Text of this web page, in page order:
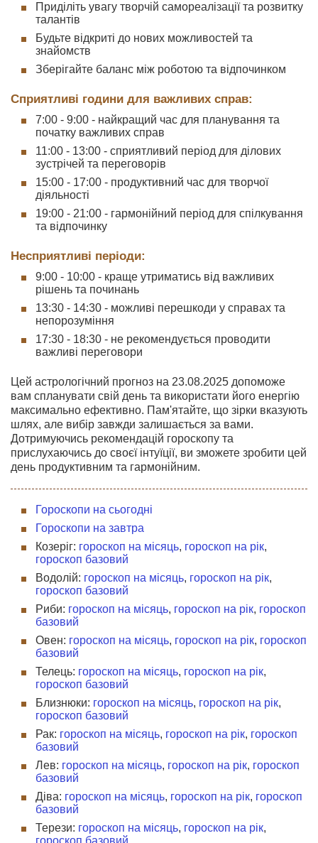
Приділіть увагу творчій самореалізації та розвитку
талантів
Будьте відкриті до нових можливостей та
знайомств
Зберігайте баланс між роботою та відпочинком
Сприятливі години для важливих справ:
7:00 - 9:00 - найкращий час для планування та
початку важливих справ
11:00 - 13:00 - сприятливий період для ділових
зустрічей та переговорів
15:00 - 17:00 - продуктивний час для творчої
діяльності
19:00 - 21:00 - гармонійний період для спілкування
та відпочинку
Несприятливі періоди:
9:00 - 10:00 - краще утриматись від важливих
рішень та починань
13:30 - 14:30 - можливі перешкоди у справах та
непорозуміння
17:30 - 18:30 - не рекомендується проводити
важливі переговори
Цей астрологічний прогноз на 23.08.2025 допоможе
вам спланувати свій день та використати його енергію
максимально ефективно. Пам'ятайте, що зірки вказують
шлях, але вибір завжди залишається за вами.
Дотримуючись рекомендацій гороскопу та
прислухаючись до своєї інтуїції, ви зможете зробити цей
день продуктивним та гармонійним.
Гороскопи на сьогодні
Гороскопи на завтра
Козеріг: гороскоп на місяць, гороскоп на рік,
гороскоп базовий
Водолій: гороскоп на місяць, гороскоп на рік,
гороскоп базовий
Риби: гороскоп на місяць, гороскоп на рік, гороскоп
базовий
Овен: гороскоп на місяць, гороскоп на рік, гороскоп
базовий
Телець: гороскоп на місяць, гороскоп на рік,
гороскоп базовий
Близнюки: гороскоп на місяць, гороскоп на рік,
гороскоп базовий
Рак: гороскоп на місяць, гороскоп на рік, гороскоп
базовий
Лев: гороскоп на місяць, гороскоп на рік, гороскоп
базовий
Діва: гороскоп на місяць, гороскоп на рік, гороскоп
базовий
Терези: гороскоп на місяць, гороскоп на рік,
гороскоп базовий